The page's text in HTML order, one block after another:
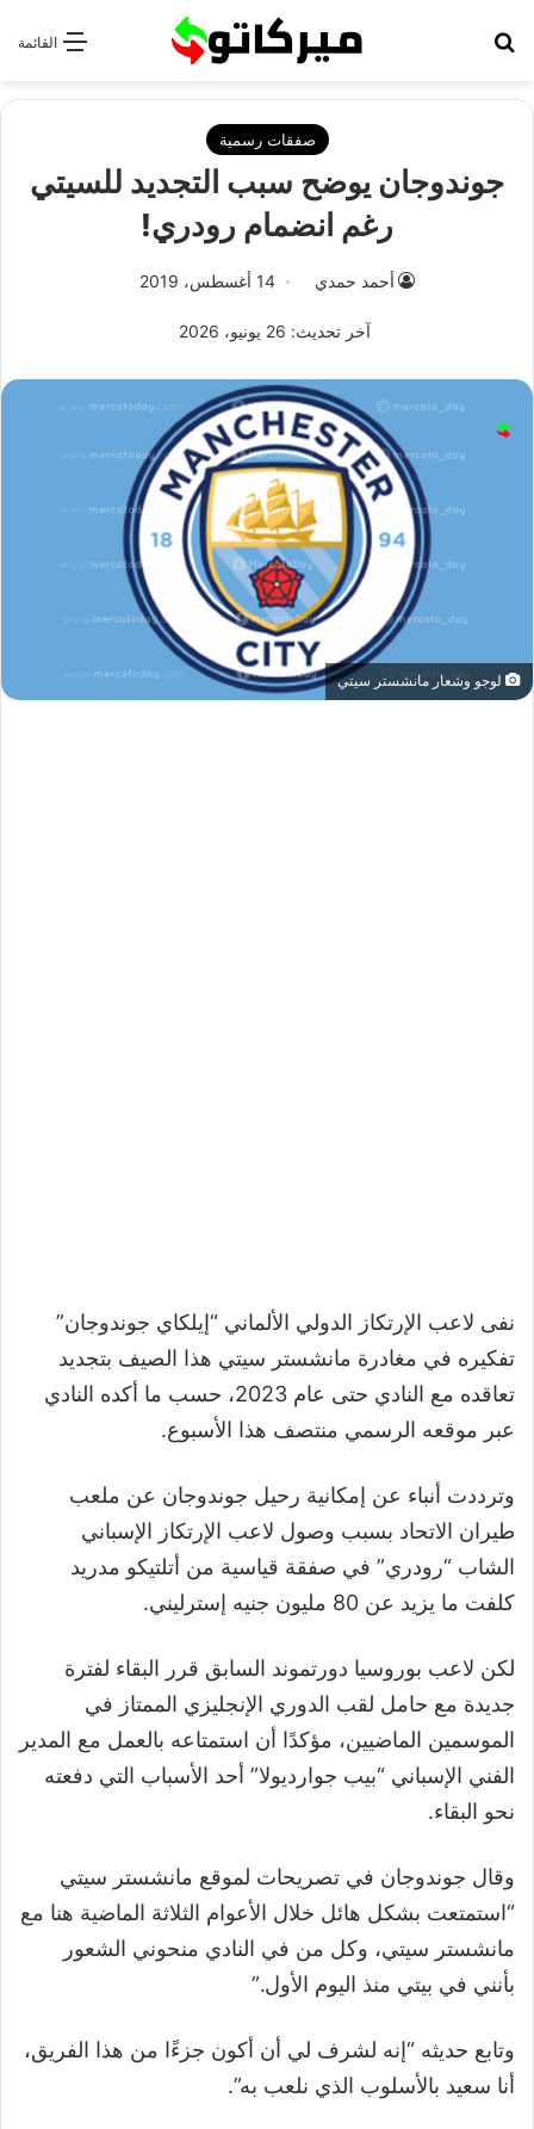
القائمة
صفقات رسمية
جوندوجان يوضح سبب التجديد للسيتي
رغم انضمام رودري!
أحمد حمدي 14 أغسطس، 2019
آخر تحديث: 26 يونيو، 2026
لوجو وشعار مانشستر سيتي
نفى لاعب الإرتكاز الدولي الألماني “إيلكاي جوندوجان”
تفكيره في مغادرة مانشستر سيتي هذا الصيف بتجديد
تعاقده مع النادي حتى عام 2023، حسب ما أكده النادي
عبر موقعه الرسمي منتصف هذا الأسبوع.
وترددت أنباء عن إمكانية رحيل جوندوجان عن ملعب
طيران الاتحاد بسبب وصول لاعب الإرتكاز الإسباني
الشاب “رودري” في صفقة قياسية من أتلتيكو مدريد
كلفت ما يزيد عن 80 مليون جنيه إسترليني.
لكن لاعب بوروسيا دورتموند السابق قرر البقاء لفترة
جديدة مع حامل لقب الدوري الإنجليزي الممتاز في
الموسمين الماضيين، مؤكدًا أن استمتاعه بالعمل مع المدير
الفني الإسباني “بيب جوارديولا” أحد الأسباب التي دفعته
نحو البقاء.
وقال جوندوجان في تصريحات لموقع مانشستر سيتي
“استمتعت بشكل هائل خلال الأعوام الثلاثة الماضية هنا مع
مانشستر سيتي، وكل من في النادي منحوني الشعور
بأنني في بيتي منذ اليوم الأول.”
وتابع حديثه “إنه لشرف لي أن أكون جزءًا من هذا الفريق،
أنا سعيد بالأسلوب الذي نلعب به”.